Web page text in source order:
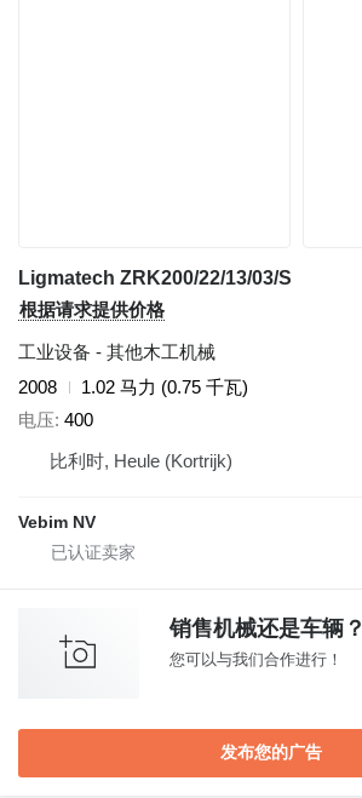
Ligmatech ZRK200/22/13/03/S
根据请求提供价格
工业设备 - 其他木工机械
2008
1.02 马力 (0.75 千瓦)
电压 400
比利时, Heule (Kortrijk)
Vebim NV
销售机械还是车辆？
您可以与我们合作进行！
发布您的广告